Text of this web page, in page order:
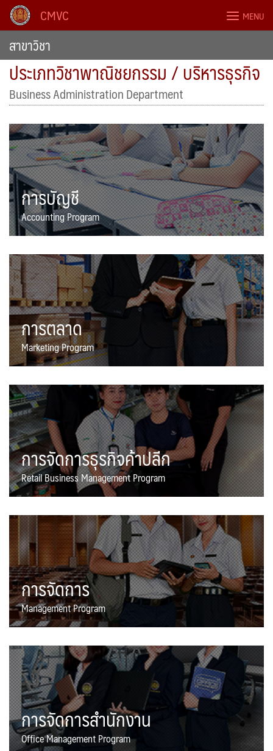
Skip
CMVC MENU
สาขาวิชา
ประเภทวิชาพาณิชยกรรม / บริหารธุรกิจ
Business Administration Department
การบัญชี
Accounting Program
การตลาด
Marketing Program
การจัดการธุรกิจค้าปลีก
Retail Business Management Program
การจัดการ
Management Program
การจัดการสำนักงาน
Office Management Program